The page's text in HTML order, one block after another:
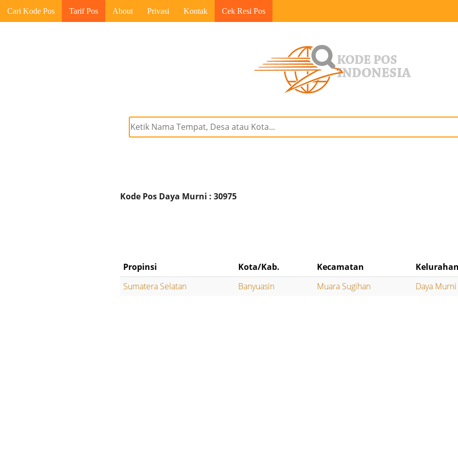
Cari Kode Pos Tarif Pos About Privasi Kontak Cek Resi Pos
Kode Pos Daya Murni : 30975
Propinsi Kota/Kab. Kecamatan
Sumatera Selatan
Banyuasin Muara Sugihan Daya Murni